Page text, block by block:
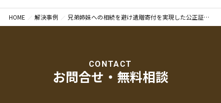
HOME 解決事例 兄弟姉妹への相続を避け遺贈寄付を実現した公正証書遺言作成の解決事例｜札幌市西区
CONTACT
お問合せ・無料相談